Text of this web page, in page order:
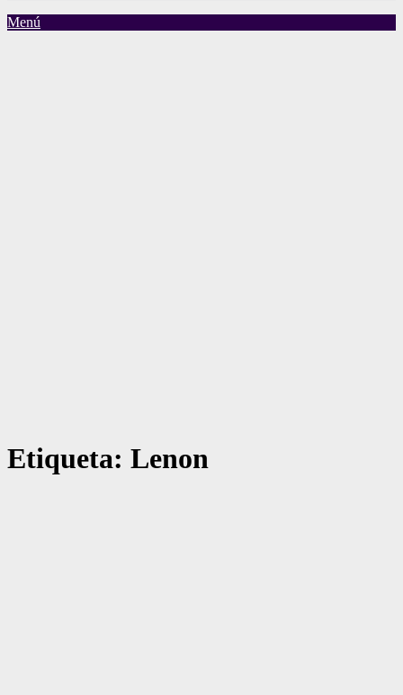
Menú
Etiqueta: Lenon